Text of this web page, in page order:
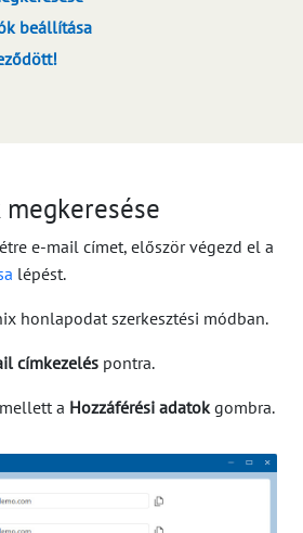
beállítása
e-mail címet, először végezd el a
lépést.
honlapodat szerkesztési módban.
címkezelés pontra.
a Hozzáférési adatokgombra.